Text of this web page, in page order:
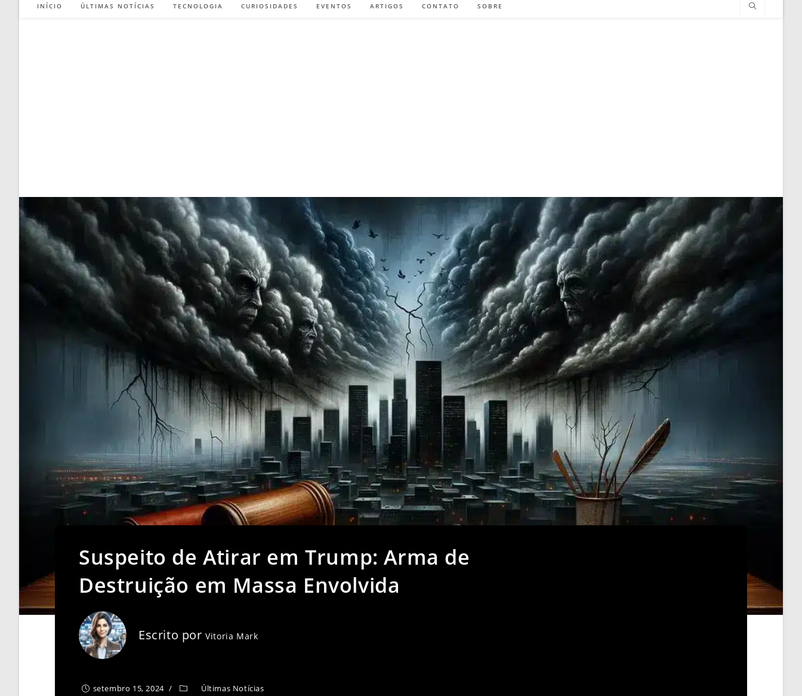
INÍCIO ÚLTIMAS NOTÍCIAS TECNOLOGIA CURIOSIDADES EVENTOS ARTIGOS CONTATO SOBRE
Suspeito de Atirar em Trump: Arma de
Destruição em Massa Envolvida
Escrito porVitoria Mark
setembro 15, 2024 Últimas Notícias